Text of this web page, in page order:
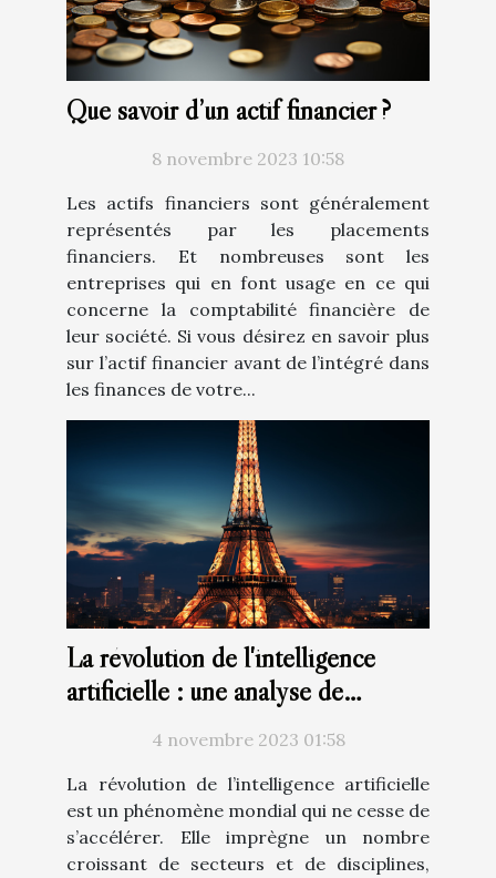
Que savoir d’un actif financier ?
8 novembre 2023 10:58
Les actifs financiers sont généralement
représentés par les placements
financiers. Et nombreuses sont les
entreprises qui en font usage en ce qui
concerne la comptabilité financière de
leur société. Si vous désirez en savoir plus
sur l’actif financier avant de l’intégré dans
les finances de votre...
La révolution de l'intelligence
artificielle : une analyse de
ChatGPT en français
4 novembre 2023 01:58
La révolution de l’intelligence artificielle
est un phénomène mondial qui ne cesse de
s’accélérer. Elle imprègne un nombre
croissant de secteurs et de disciplines,